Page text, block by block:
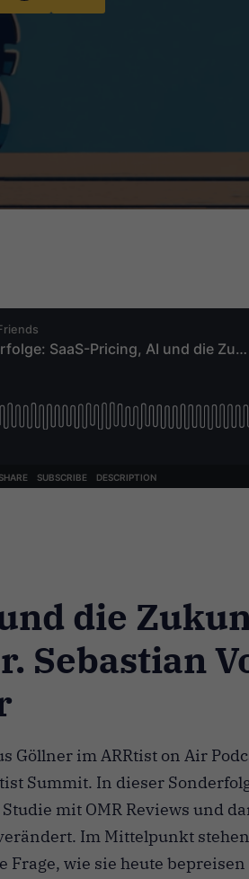
die
Sebastian
Göllner im ARRtist on Air
Summit. In dieser
mit OMR Reviews und
Im Mittelpunkt
wie sie heute